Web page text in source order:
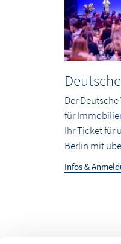
Der
für
Ihr Ticket für
Berlin mit
Infos &